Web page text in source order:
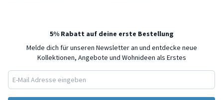
5% Rabatt auf deine erste Bestellung
Melde dich für unseren Newsletter an und entdecke neue
Kollektionen, Angebote und Wohnideen als Erstes